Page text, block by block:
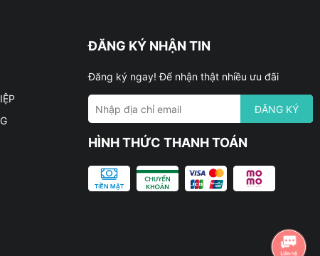
ĐĂNG KÝ NHẬN TIN
Đăng ký ngay! Để nhận thật nhiều ưu đãi
ĐĂNG KÝ
HÌNH THỨC THANH TOÁN